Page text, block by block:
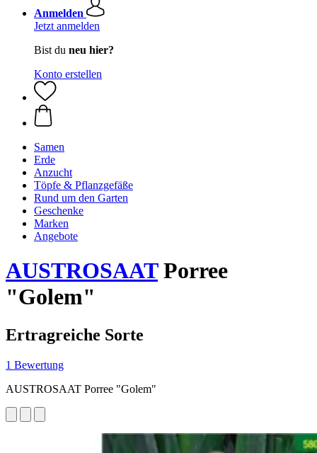
Anmelden
Jetzt anmelden
Bist du neu hier?
Konto erstellen
Samen
Erde
Anzucht
Töpfe & Pflanzgefäße
Rund um den Garten
Geschenke
Marken
Angebote
AUSTROSAATPorree
"Golem"
Ertragreiche Sorte
1 Bewertung
AUSTROSAAT Porree "Golem"